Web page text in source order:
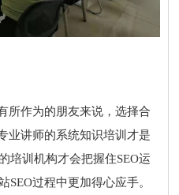
所作为的朋友来说，选择合
业讲师的系统知识培训才是
培训机构才会把握住SEO运
SEO过程中更加得心应手。